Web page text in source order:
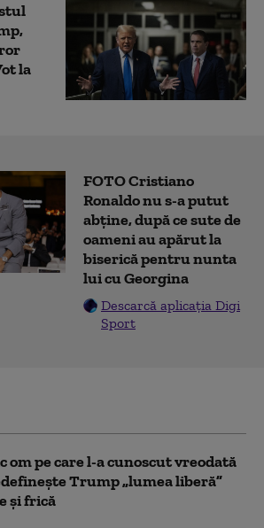
la
FOTO Cristiano
Ronaldo nu s-a putut
abține, după ce sute de
oameni au apărut la
biserică pentru nunta
lui cu Georgina
Descarcă aplicația Digi
Sport
om pe care l-a cunoscut vreodată
Trump „lumea liberă”
și frică